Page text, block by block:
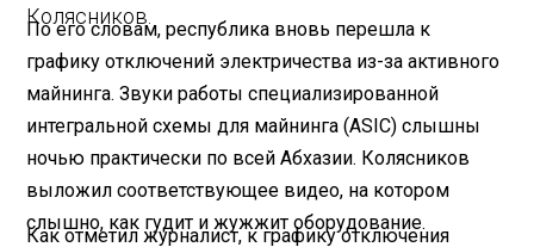
Колясников.
По его словам, республика вновь перешла к
графику отключений электричества из-за активного
майнинга. Звуки работы специализированной
интегральной схемы для майнинга (ASIC) слышны
ночью практически по всей Абхазии. Колясников
выложил соответствующее видео, на котором
слышно, как гудит и жужжит оборудование.
Как отметил журналист, к графику отключения